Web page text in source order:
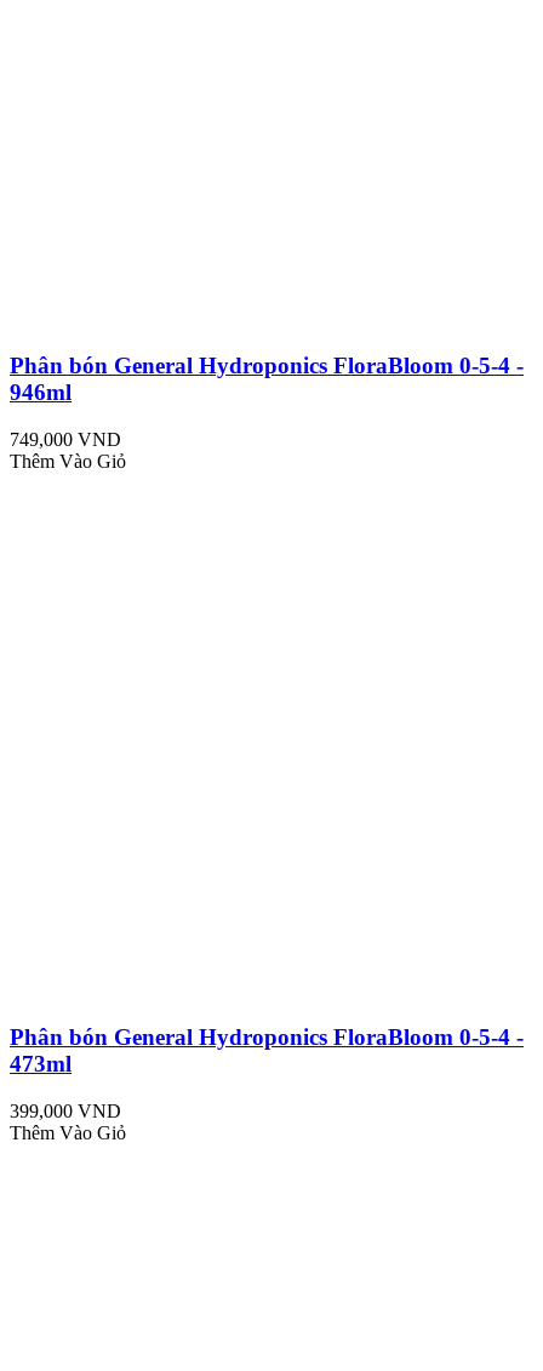
Phân bón General Hydroponics FloraBloom 0-5-4 -
946ml
749,000 VND
Thêm Vào Giỏ
Phân bón General Hydroponics FloraBloom 0-5-4 -
473ml
399,000 VND
Thêm Vào Giỏ